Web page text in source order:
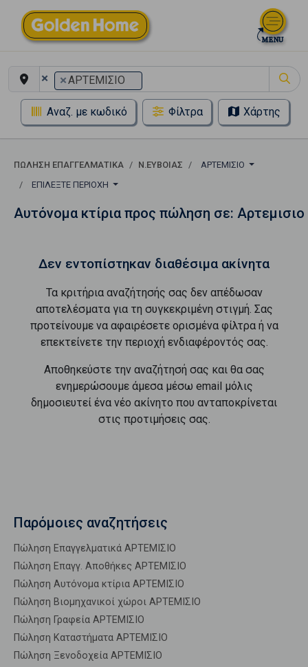
× ×ΑΡΤΕΜΙΣΙΟ
Αναζ. με κωδικό Φίλτρα Χάρτης
ΠΏΛΗΣΗ ΕΠΑΓΓΕΛΜΑΤΙΚΆ Ν.ΕΥΒΟΙΑΣ
ΑΡΤΕΜΙΣΙΟ
ΕΠΙΛΈΞΤΕ ΠΕΡΙΟΧΉ
Αυτόνομα κτίρια προς πώληση σε: Αρτεμισιο
Δεν εντοπίστηκαν διαθέσιμα ακίνητα
Τα κριτήρια αναζήτησής σας δεν απέδωσαν
αποτελέσματα για τη συγκεκριμένη στιγμή. Σας
προτείνουμε να αφαιρέσετε ορισμένα φίλτρα ή να
επεκτείνετε την περιοχή ενδιαφέροντός σας.
Αποθηκεύστε την αναζήτησή σας και θα σας
ενημερώσουμε άμεσα μέσω email μόλις
δημοσιευτεί ένα νέο ακίνητο που ανταποκρίνεται
στις προτιμήσεις σας.
Παρόμοιες αναζητήσεις
Πώληση Επαγγελματικά ΑΡΤΕΜΙΣΙΟ
Πώληση Επαγγ. Αποθήκες ΑΡΤΕΜΙΣΙΟ
Πώληση Αυτόνομα κτίρια ΑΡΤΕΜΙΣΙΟ
Πώληση Βιομηχανικοί χώροι ΑΡΤΕΜΙΣΙΟ
Πώληση Γραφεία ΑΡΤΕΜΙΣΙΟ
Πώληση Καταστήματα ΑΡΤΕΜΙΣΙΟ
Πώληση Ξενοδοχεία ΑΡΤΕΜΙΣΙΟ